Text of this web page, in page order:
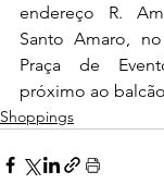
endereço R.
Santo Amaro,
Praça de
próximo ao
Shoppings